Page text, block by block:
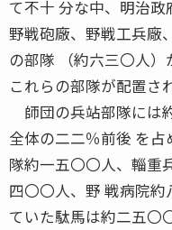
て不十 分な中、明治
野戦砲廠、野戦工兵廠
の部隊 （約六三〇人
これらの部隊が配置さ
師団の兵站部隊には
全体の二二％前後 を
隊約一五〇〇人、輜重
四〇〇人、野 戦病院
ていた駄馬は約二五〇